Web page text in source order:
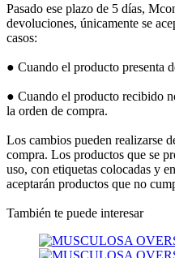
Pasado ese plazo de 5 días,
devoluciones, únicamente se
casos:
● Cuando el producto presenta
● Cuando el producto recibido
la orden de compra.
Los cambios pueden realizarse
compra. Los productos que se
uso, con etiquetas colocadas y
aceptarán productos que no
También te puede interesar